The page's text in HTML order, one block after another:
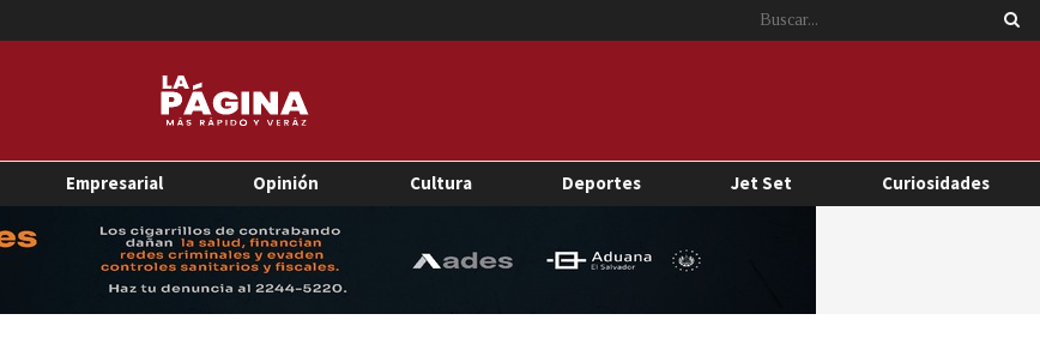
Empresarial Opinión Cultura Deportes Jet Set Curiosidades